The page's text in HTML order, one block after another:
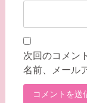
次回のコメン
名前、メール